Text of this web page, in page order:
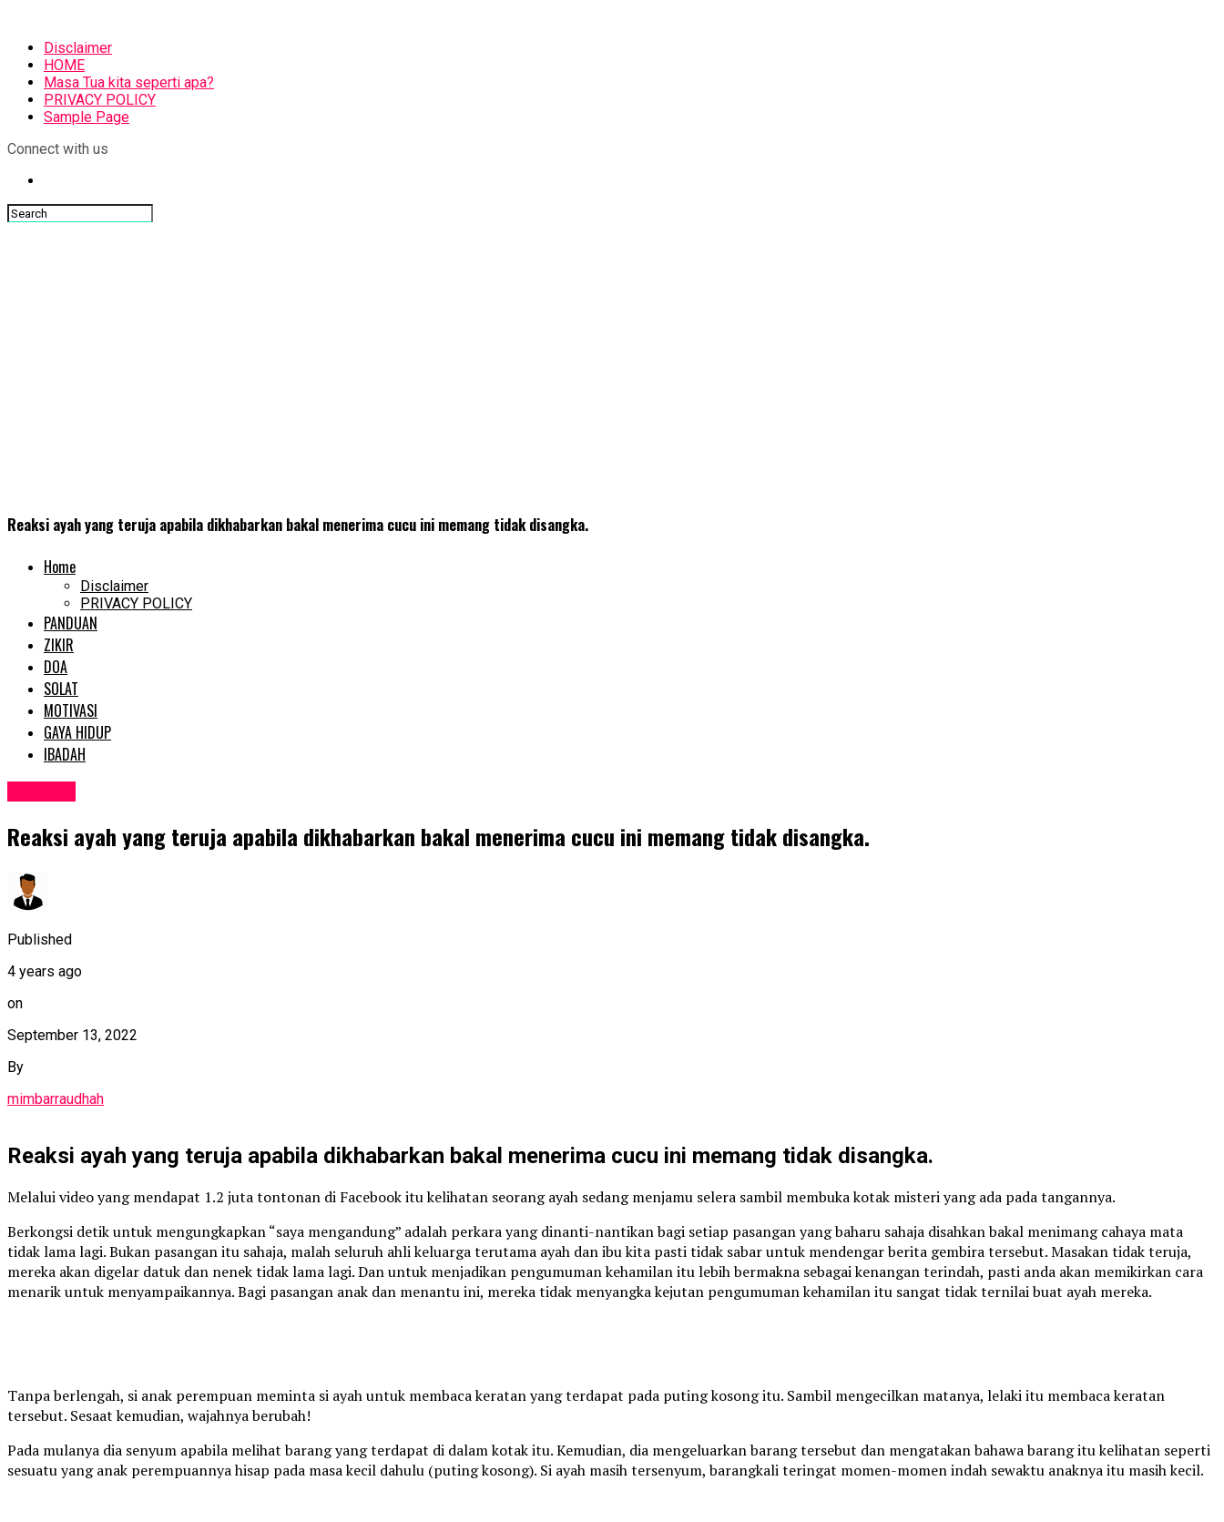
Disclaimer
HOME
Masa Tua kita seperti apa?
PRIVACY POLICY
Sample Page
Connect with us
Reaksi ayah yang teruja apabila dikhabarkan bakal menerima cucu ini memang tidak disangka.
Home
Disclaimer
PRIVACY POLICY
PANDUAN
ZIKIR
DOA
SOLAT
MOTIVASI
GAYA HIDUP
IBADAH
Reaksi ayah yang teruja apabila dikhabarkan bakal menerima cucu ini memang tidak disangka.
Published
4 years ago
on
September 13, 2022
By
mimbarraudhah
Reaksi ayah yang teruja apabila dikhabarkan bakal menerima cucu ini memang tidak disangka.
Melalui video yang mendapat 1.2 juta tontonan di Facebook itu kelihatan seorang ayah sedang menjamu selera sambil membuka kotak misteri yang ada pada tangannya.
Berkongsi detik untuk mengungkapkan “saya mengandung” adalah perkara yang dinanti-nantikan bagi setiap pasangan yang baharu sahaja disahkan bakal menimang cahaya mata
tidak lama lagi. Bukan pasangan itu sahaja, malah seluruh ahli keluarga terutama ayah dan ibu kita pasti tidak sabar untuk mendengar berita gembira tersebut. Masakan tidak teruja,
mereka akan digelar datuk dan nenek tidak lama lagi. Dan untuk menjadikan pengumuman kehamilan itu lebih bermakna sebagai kenangan terindah, pasti anda akan memikirkan cara
menarik untuk menyampaikannya. Bagi pasangan anak dan menantu ini, mereka tidak menyangka kejutan pengumuman kehamilan itu sangat tidak ternilai buat ayah mereka.
Tanpa berlengah, si anak perempuan meminta si ayah untuk membaca keratan yang terdapat pada puting kosong itu. Sambil mengecilkan matanya, lelaki itu membaca keratan
tersebut. Sesaat kemudian, wajahnya berubah!
Pada mulanya dia senyum apabila melihat barang yang terdapat di dalam kotak itu. Kemudian, dia mengeluarkan barang tersebut dan mengatakan bahawa barang itu kelihatan seperti
sesuatu yang anak perempuannya hisap pada masa kecil dahulu (puting kosong). Si ayah masih tersenyum, barangkali teringat momen-momen indah sewaktu anaknya itu masih kecil.